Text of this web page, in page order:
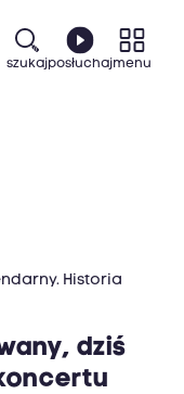
szukajposłuchajmenu
Historia
dziś